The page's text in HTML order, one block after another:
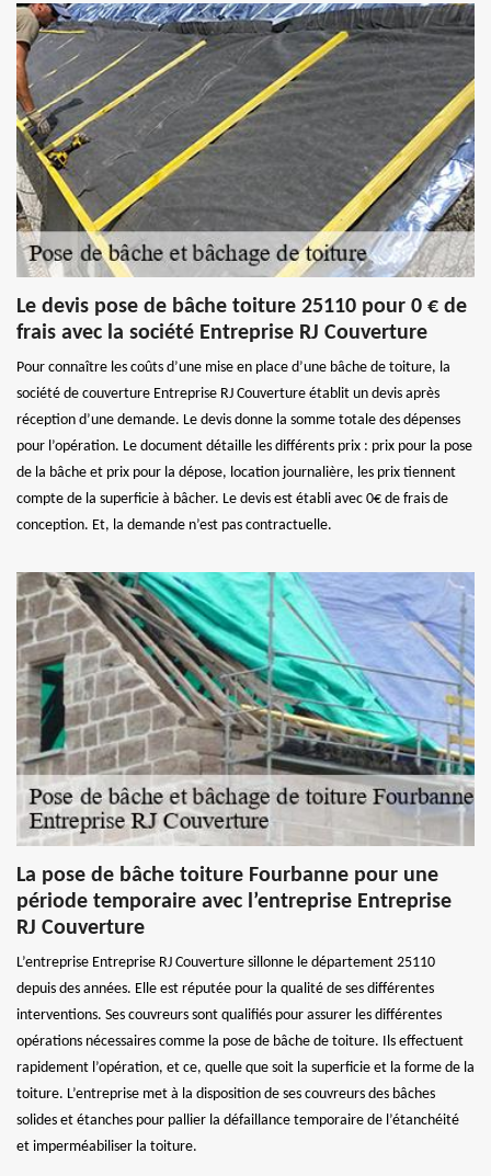
Le devis pose de bâche toiture 25110 pour 0 € de
frais avec la société Entreprise RJ Couverture
Pour connaître les coûts d’une mise en place d’une bâche de toiture, la
société de couverture Entreprise RJ Couverture établit un devis après
réception d’une demande. Le devis donne la somme totale des dépenses
pour l’opération. Le document détaille les différents prix : prix pour la pose
de la bâche et prix pour la dépose, location journalière, les prix tiennent
compte de la superficie à bâcher. Le devis est établi avec 0€ de frais de
conception. Et, la demande n’est pas contractuelle.
La pose de bâche toiture Fourbanne pour une
période temporaire avec l’entreprise Entreprise
RJ Couverture
L’entreprise Entreprise RJ Couverture sillonne le département 25110
depuis des années. Elle est réputée pour la qualité de ses différentes
interventions. Ses couvreurs sont qualifiés pour assurer les différentes
opérations nécessaires comme la pose de bâche de toiture. Ils effectuent
rapidement l’opération, et ce, quelle que soit la superficie et la forme de la
toiture. L’entreprise met à la disposition de ses couvreurs des bâches
solides et étanches pour pallier la défaillance temporaire de l’étanchéité
et imperméabiliser la toiture.